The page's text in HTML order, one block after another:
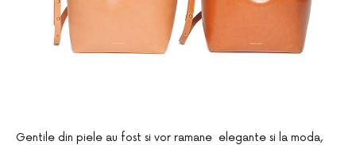
Gentile din piele au fost si vor ramane elegante si la moda,